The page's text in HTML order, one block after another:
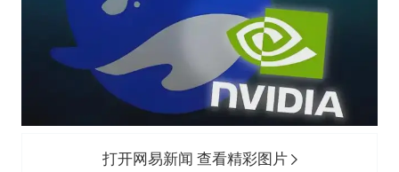
打开网易新闻 查看精彩图片